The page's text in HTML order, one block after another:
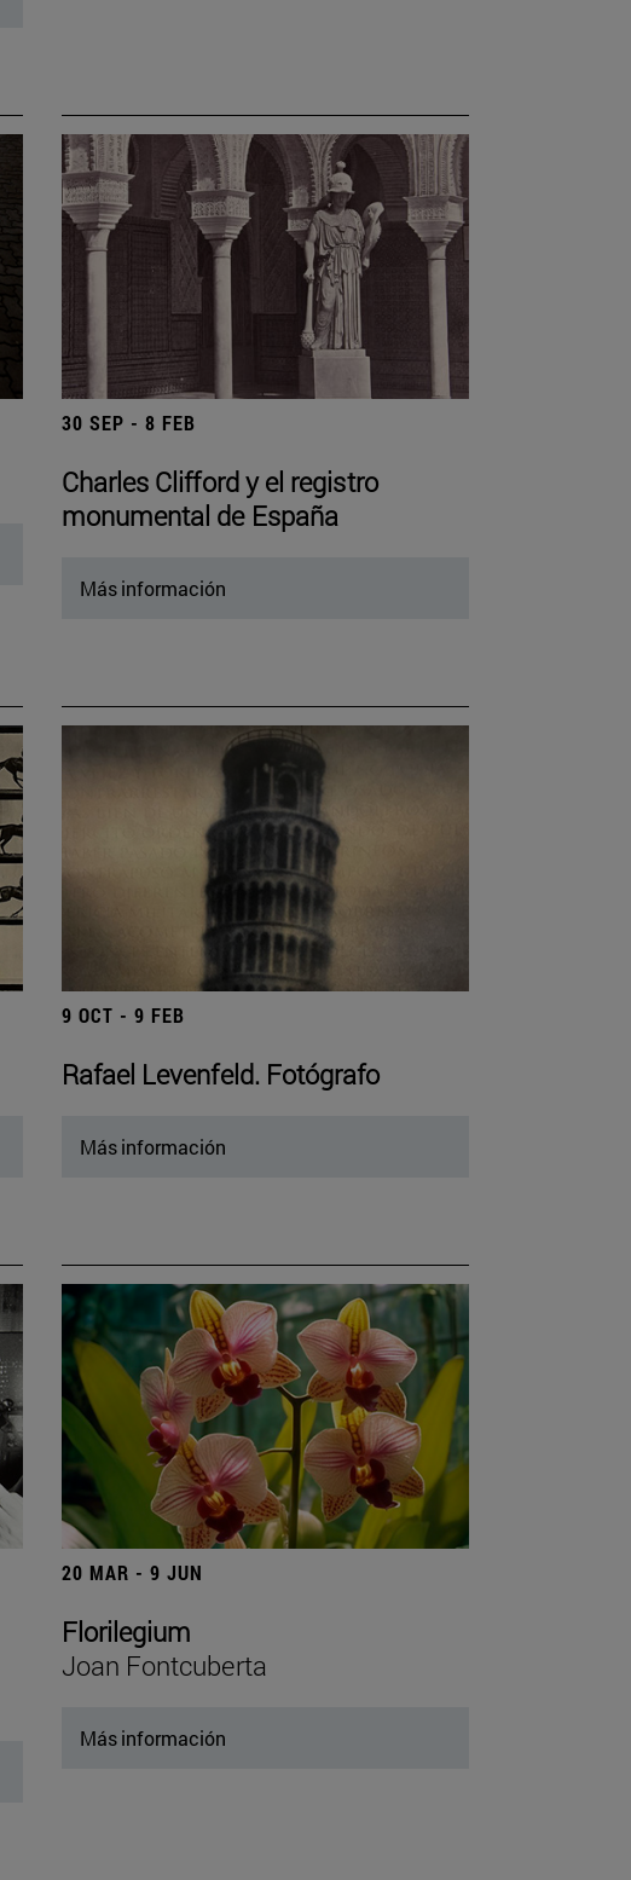
30 SEP - 8 FEB
Charles Clifford y el registro
monumental de España
Más información
9 OCT - 9 FEB
Rafael Levenfeld. Fotógrafo
Más información
20 MAR - 9 JUN
Florilegium
Joan Fontcuberta
Más información